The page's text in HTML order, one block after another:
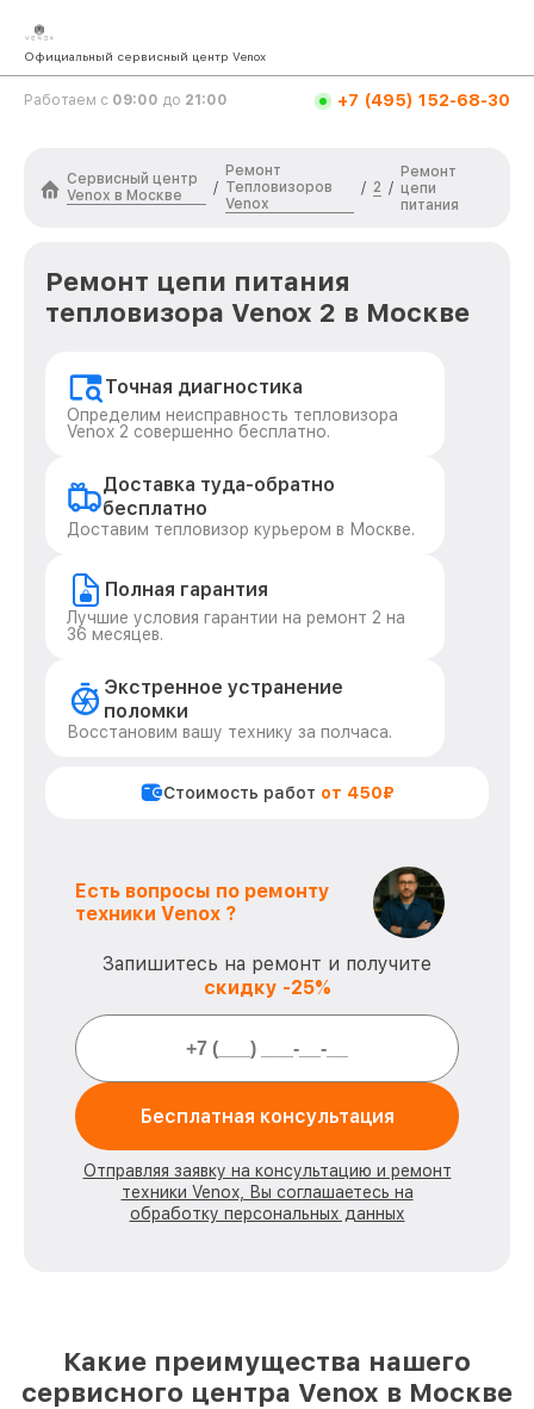
Официальный сервисный центр Venox
Работаем с 09:00 до 21:00 +7 (495) 152-68-30
Сервисный центр
Venox в Москве
/
Ремонт
Тепловизоров
Venox
/ 2 /
Ремонт
цепи
питания
Ремонт цепи питания
тепловизора Venox 2 в Москве
Точная диагностика
Определим неисправность тепловизора
Venox 2 совершенно бесплатно.
Доставка туда-обратно
бесплатно
Доставим тепловизор курьером в Москве.
Полная гарантия
Лучшие условия гарантии на ремонт 2 на
36 месяцев.
Экстренное устранение
поломки
Восстановим вашу технику за полчаса.
Стоимость работ от 450₽
Есть вопросы по ремонту
техники Venox ?
Запишитесь на ремонт и получите
скидку -25%
Бесплатная консультация
Отправляя заявку на консультацию и ремонт
техники Venox, Вы соглашаетесь на
обработку персональных данных
Какие преимущества нашего
сервисного центра Venox в Москве